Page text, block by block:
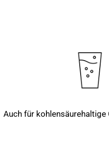
Auch für kohlensäurehaltige